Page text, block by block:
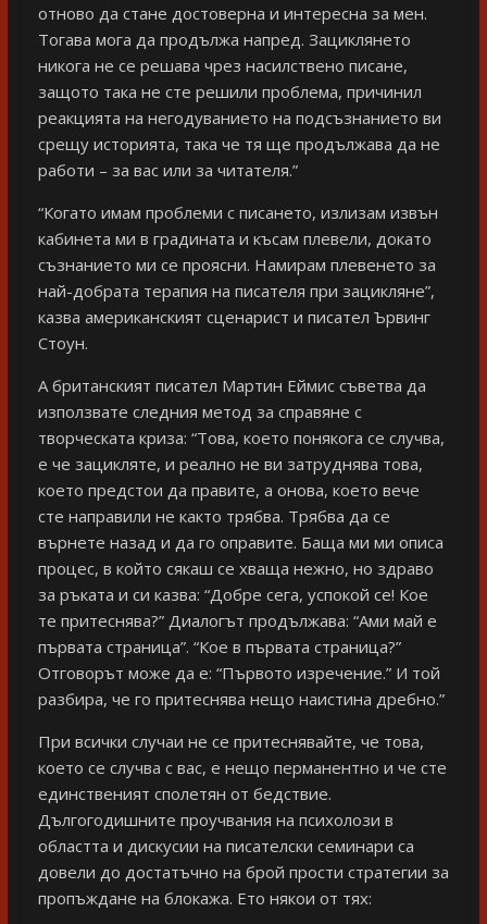
отново да стане достоверна и интересна за мен.
Тогава мога да продължа напред. Зациклянето
никога не се решава чрез насилствено писане,
защото така не сте решили проблема, причинил
реакцията на негодуванието на подсъзнанието ви
срещу историята, така че тя ще продължава да не
работи – за вас или за читателя.”
“Когато имам проблеми с писането, излизам извън
кабинета ми в градината и късам плевели, докато
съзнанието ми се проясни. Намирам плевенето за
най-добрата терапия на писателя при зацикляне”,
казва американският сценарист и писател Ървинг
Стоун.
А британският писател Мартин Еймис съветва да
използвате следния метод за справяне с
творческата криза: “Това, което понякога се случва,
е че зацикляте, и реално не ви затруднява това,
което предстои да правите, а онова, което вече
сте направили не както трябва. Трябва да се
върнете назад и да го оправите. Баща ми ми описа
процес, в който сякаш се хваща нежно, но здраво
за ръката и си казва: “Добре сега, успокой се! Кое
те притеснява?” Диалогът продължава: “Ами май е
първата страница”. “Кое в първата страница?”
Отговорът може да е: “Първото изречение.” И той
разбира, че го притеснява нещо наистина дребно.”
При всички случаи не се притеснявайте, че това,
което се случва с вас, е нещо перманентно и че сте
единственият сполетян от бедствие.
Дългогодишните проучвания на психолози в
областта и дискусии на писателски семинари са
довели до достатъчно на брой прости стратегии за
пропъждане на блокажа. Ето някои от тях: